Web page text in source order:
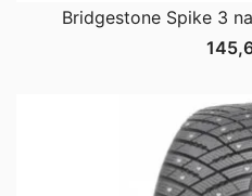
Bridgestone Spike 3